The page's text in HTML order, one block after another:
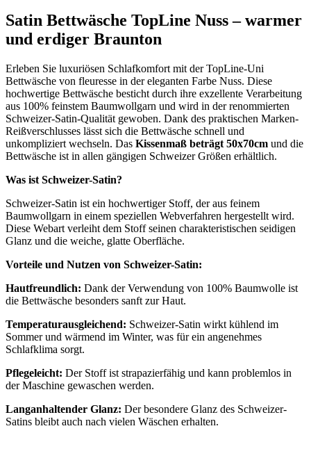
Satin Bettwäsche TopLine Nuss – warmer
und erdiger Braunton
Erleben Sie luxuriösen Schlafkomfort mit der TopLine-Uni
Bettwäsche von fleuresse in der eleganten Farbe Nuss. Diese
hochwertige Bettwäsche besticht durch ihre exzellente Verarbeitung
aus 100% feinstem Baumwollgarn und wird in der renommierten
Schweizer-Satin-Qualität gewoben. Dank des praktischen Marken-
Reißverschlusses lässt sich die Bettwäsche schnell und
unkompliziert wechseln. Das Kissenmaß beträgt 50x70cm und die
Bettwäsche ist in allen gängigen Schweizer Größen erhältlich.
Was ist Schweizer-Satin?
Schweizer-Satin ist ein hochwertiger Stoff, der aus feinem
Baumwollgarn in einem speziellen Webverfahren hergestellt wird.
Diese Webart verleiht dem Stoff seinen charakteristischen seidigen
Glanz und die weiche, glatte Oberfläche.
Vorteile und Nutzen von Schweizer-Satin:
Hautfreundlich: Dank der Verwendung von 100% Baumwolle ist
die Bettwäsche besonders sanft zur Haut.
Temperaturausgleichend: Schweizer-Satin wirkt kühlend im
Sommer und wärmend im Winter, was für ein angenehmes
Schlafklima sorgt.
Pflegeleicht: Der Stoff ist strapazierfähig und kann problemlos in
der Maschine gewaschen werden.
Langanhaltender Glanz: Der besondere Glanz des Schweizer-
Satins bleibt auch nach vielen Wäschen erhalten.